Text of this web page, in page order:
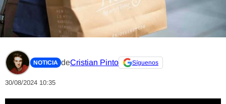
NOTICIA deCristian Pinto Síguenos
30/08/2024 10:35